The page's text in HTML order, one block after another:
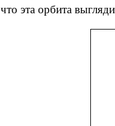
что эта орбита